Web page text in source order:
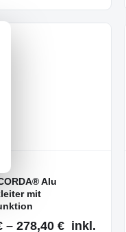
Alu
mit
– 278,40 € inkl.